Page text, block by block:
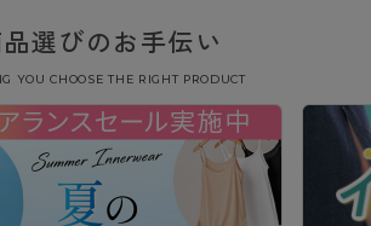
選びのお手伝い
YOU CHOOSE THE RIGHT PRODUCT